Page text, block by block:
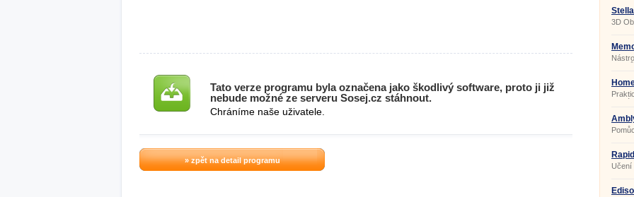
Tato verze programu byla označena jako škodlivý software, proto ji již
nebude možné ze serveru Sosej.cz stáhnout.
Chráníme naše uživatele.
» zpět na detail programu
3D
Učení